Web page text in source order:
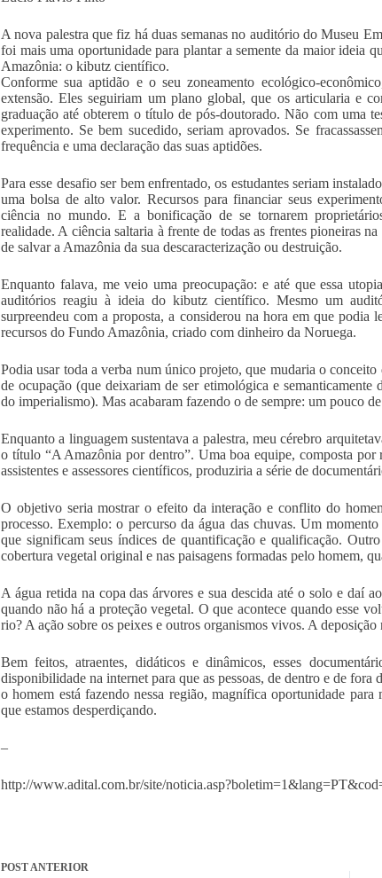
A nova palestra que fiz há duas semanas no auditório do Museu
foi mais uma oportunidade para plantar a semente da maior ideia
Amazônia: o kibutz científico.
Conforme sua aptidão e o seu zoneamento ecológico-
extensão. Eles seguiriam um plano global, que os articularia e
graduação até obterem o título de pós-doutorado. Não com uma
experimento. Se bem sucedido, seriam aprovados. Se
frequência e uma declaração das suas aptidões.
Para esse desafio ser bem enfrentado, os estudantes seriam
uma bolsa de alto valor. Recursos para financiar seus
ciência no mundo. E a bonificação de se tornarem
realidade. A ciência saltaria à frente de todas as frentes pioneiras
de salvar a Amazônia da sua descaracterização ou destruição.
Enquanto falava, me veio uma preocupação: e até que essa
auditórios reagiu à ideia do kibutz científico. Mesmo um
surpreendeu com a proposta, a considerou na hora em que podia
recursos do Fundo Amazônia, criado com dinheiro da Noruega.
Podia usar toda a verba num único projeto, que mudaria o
de ocupação (que deixariam de ser etimológica e
do imperialismo). Mas acabaram fazendo o de sempre: um pouco
Enquanto a linguagem sustentava a palestra, meu cérebro
o título “A Amazônia por dentro”. Uma boa equipe, composta por
assistentes e assessores científicos, produziria a série de
O objetivo seria mostrar o efeito da interação e conflito do
processo. Exemplo: o percurso da água das chuvas. Um
que significam seus índices de quantificação e qualificação.
cobertura vegetal original e nas paisagens formadas pelo homem,
A água retida na copa das árvores e sua descida até o solo e daí
quando não há a proteção vegetal. O que acontece quando esse
rio? A ação sobre os peixes e outros organismos vivos. A
Bem feitos, atraentes, didáticos e dinâmicos, esses
disponibilidade na internet para que as pessoas, de dentro e de
o homem está fazendo nessa região, magnífica oportunidade
que estamos desperdiçando.
–
http://www.adital.com.br/site/
POSTANTERIOR